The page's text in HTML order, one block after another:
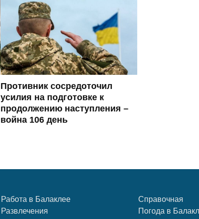
Противник сосредоточил
усилия на подготовке к
продолжению наступления –
война 106 день
Работа в Балаклее
Развлечения
Справочная
Погода в